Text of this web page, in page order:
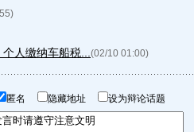
人缴纳车船税... (02/10 01:00)
匿名 隐藏地址 设为辩论话题